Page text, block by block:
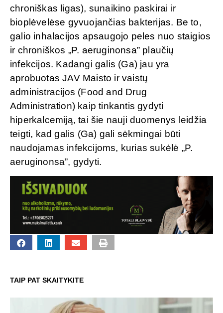
chroniškas ligas), sunaikino paskirai ir
bioplėvelėse gyvuojančias bakterijas. Be to,
galio inhalacijos apsaugojo peles nuo staigios
ir chroniškos „P. aeruginonsa” plaučių
infekcijos. Kadangi galis (Ga) jau yra
aprobuotas JAV Maisto ir vaistų
administracijos (Food and Drug
Administration) kaip tinkantis gydyti
hiperkalcemiją, tai šie nauji duomenys leidžia
teigti, kad galis (Ga) gali sėkmingai būti
naudojamas infekcijoms, kurias sukėlė „P.
aeruginonsa”, gydyti.
TAIP PAT SKAITYKITE